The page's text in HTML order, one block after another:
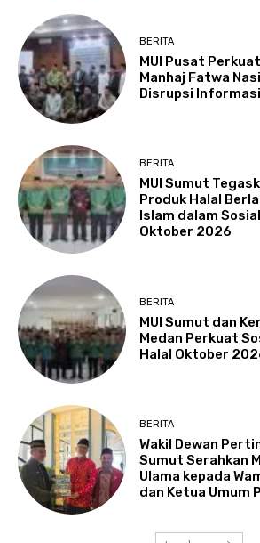
BERITA
MUI Pusat
Manhaj Fatwa
Disrupsi Informasi
BERITA
MUI Sumut
Produk Halal
Islam dalam
Oktober 2026
BERITA
MUI Sumut dan
Medan Perkuat
Halal Oktober
BERITA
Wakil Dewan
Sumut Serahkan
Ulama kepada
dan Ketua Umum